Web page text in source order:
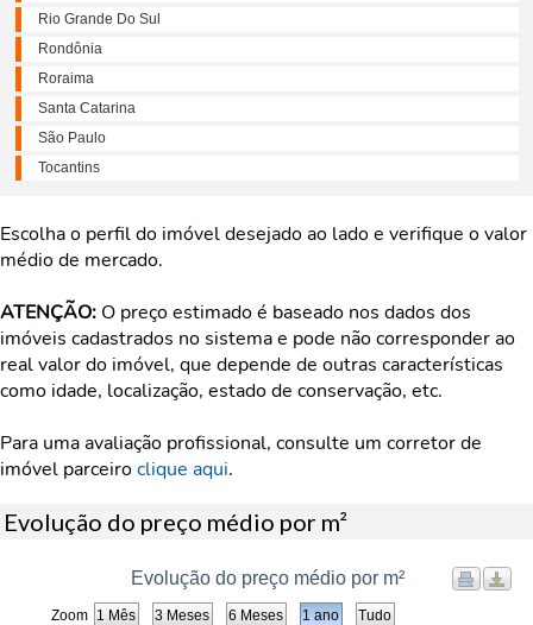
Rio Grande Do Sul
Rondônia
Roraima
Santa Catarina
São Paulo
Tocantins
Escolha o perfil do imóvel desejado ao lado e verifique o valor
médio de mercado.
ATENÇÃO: O preço estimado é baseado nos dados dos
imóveis cadastrados no sistema e pode não corresponder ao
real valor do imóvel, que depende de outras características
como idade, localização, estado de conservação, etc.
Para uma avaliação profissional, consulte um corretor de
imóvel parceiroclique aqui.
Evolução do preço médio por m²
Zoom
Evolução do preço médio por m²
1 Mês 3 Meses 6 Meses 1 ano Tudo